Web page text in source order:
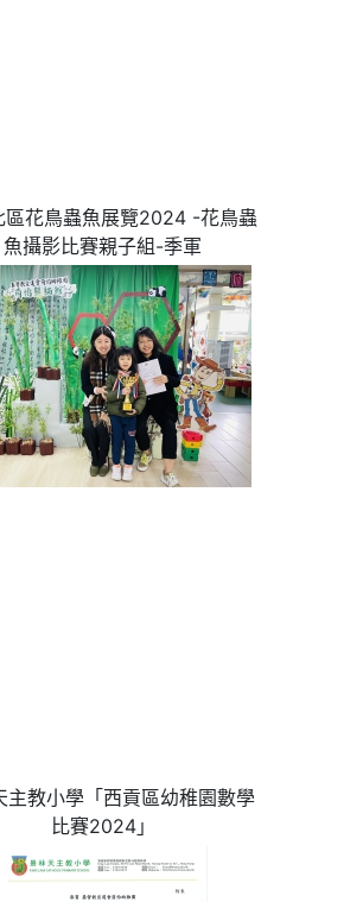
區花鳥蟲魚展覽2024 -花鳥蟲
魚攝影比賽親子組-季軍
主教小學「西貢區幼稚園數學
比賽2024」